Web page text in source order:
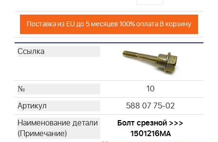
Поставка из EU до 5 месяцев 100% оплата В корзину
10
588 07 75-02
Болт срезной >>>
1501216MA